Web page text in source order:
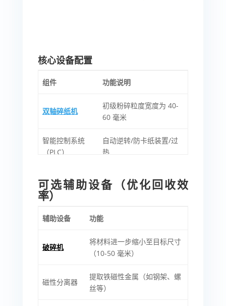
核心设备配置
组件 功能说明
双轴碎纸机
初级粉碎粒度宽度为 40-
60 毫米
智能控制系统
（PLC）
自动逆转/防卡纸装置/过
热
耐磨合金刀片
金
可选辅助设备（优化回收效
率）
辅助设备 功能
破碎机
将材料进一步缩小至目标尺寸
（10-50 毫米）
磁性分离器
提取铁磁性金属（如钢架、螺
丝等）